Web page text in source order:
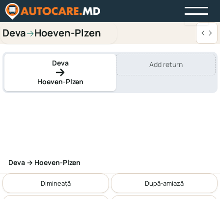
Deva→Hoeven-Plzen
Deva
Hoeven-Plzen
Add return
Deva → Hoeven-Plzen
Dimineață După-amiază